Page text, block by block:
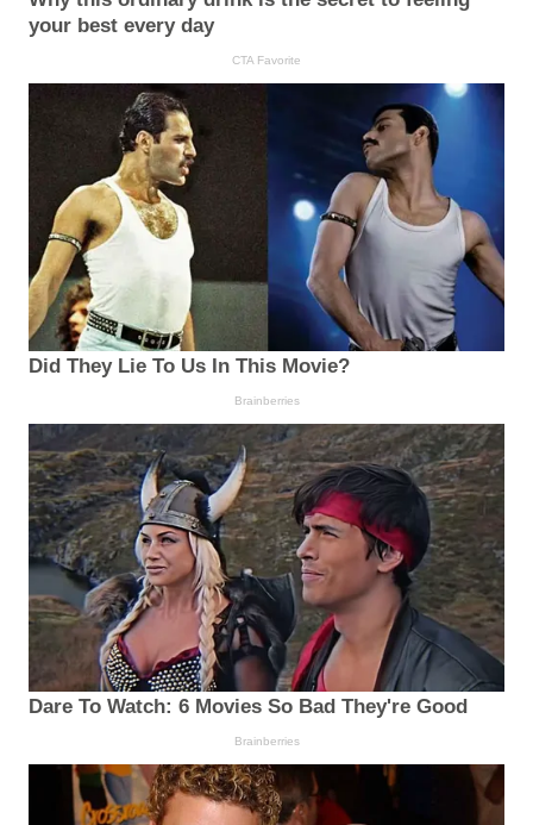
your best every day
CTA Favorite
Did They Lie To Us In This Movie?
Brainberries
Dare To Watch: 6 Movies So Bad They're Good
Brainberries